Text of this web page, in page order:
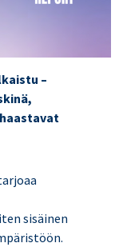
–
sisäinen